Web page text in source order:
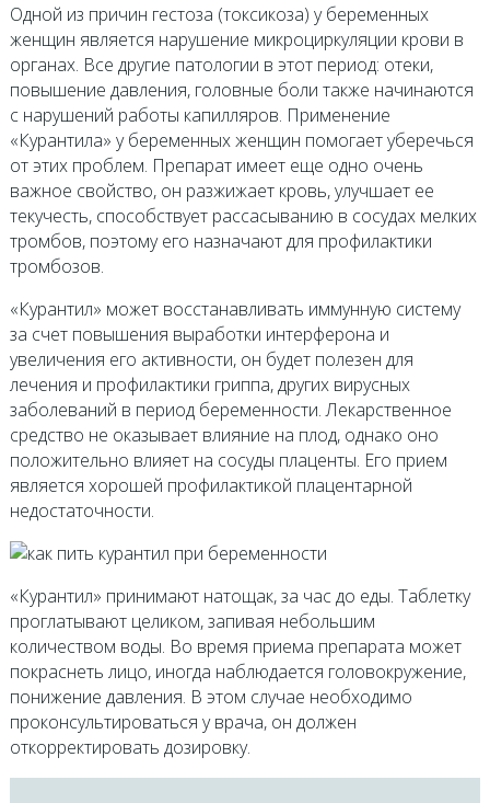
Одной из причин гестоза (токсикоза) у беременных
женщин является нарушение микроциркуляции крови в
органах. Все другие патологии в этот период: отеки,
повышение давления, головные боли также начинаются
с нарушений работы капилляров. Применение
«Курантила» у беременных женщин помогает уберечься
от этих проблем. Препарат имеет еще одно очень
важное свойство, он разжижает кровь, улучшает ее
текучесть, способствует рассасыванию в сосудах мелких
тромбов, поэтому его назначают для профилактики
тромбозов.
«Курантил» может восстанавливать иммунную систему
за счет повышения выработки интерферона и
увеличения его активности, он будет полезен для
лечения и профилактики гриппа, других вирусных
заболеваний в период беременности. Лекарственное
средство не оказывает влияние на плод, однако оно
положительно влияет на сосуды плаценты. Его прием
является хорошей профилактикой плацентарной
недостаточности.
«Курантил» принимают натощак, за час до еды. Таблетку
проглатывают целиком, запивая небольшим
количеством воды. Во время приема препарата может
покраснеть лицо, иногда наблюдается головокружение,
понижение давления. В этом случае необходимо
проконсультироваться у врача, он должен
откорректировать дозировку.